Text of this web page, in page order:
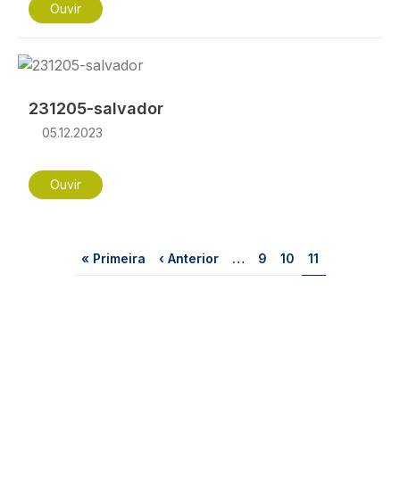
Ouvir
Imagem
231205-salvador
05.12.2023
Ouvir
Primeira página
« Primeira Página anterior
‹ Anterior … Página
9 Página
10 Página
11